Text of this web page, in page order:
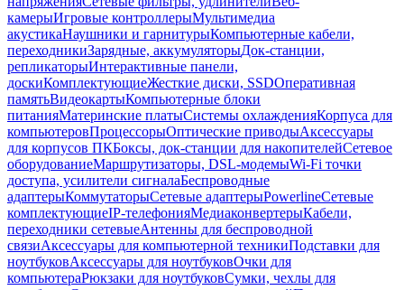
камерыИгровые контроллерыМультимедиа
акустикаНаушники и гарнитурыКомпьютерные кабели,
переходникиЗарядные, аккумуляторыДок-станции,
репликаторыИнтерактивные панели,
доскиКомплектующиеЖесткие диски, SSDОперативная
памятьВидеокартыКомпьютерные блоки
питанияМатеринские платыСистемы охлажденияКорпуса для
компьютеровПроцессорыОптические приводыАксессуары
для корпусов ПКБоксы, док-станции для накопителейСетевое
оборудованиеМаршрутизаторы, DSL-модемыWi-Fi точки
доступа, усилители сигналаБеспроводные
адаптерыКоммутаторыСетевые адаптерыPowerlineСетевые
комплектующиеIP-телефонияМедиаконвертерыКабели,
переходники сетевыеАнтенны для беспроводной
связиАксессуары для компьютерной техникиПодставки для
ноутбуковАксессуары для ноутбуковОчки для
компьютераРюкзаки для ноутбуковСумки, чехлы для